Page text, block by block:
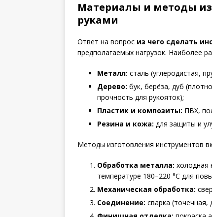
Материалы и методы
руками
Ответ на вопрос из чего сделать
предполагаемых нагрузок. Наиболее
Металл: сталь (углеродистая,
Дерево: бук, берёза, дуб
прочность для рукояток);
Пластик и композиты: ПВХ,
Резина и кожа: для защиты и
Методы изготовления инструментов
Обработка металла: холодная
температуре 180–220 °C для
Механическая обработка:
Соединение: сварка